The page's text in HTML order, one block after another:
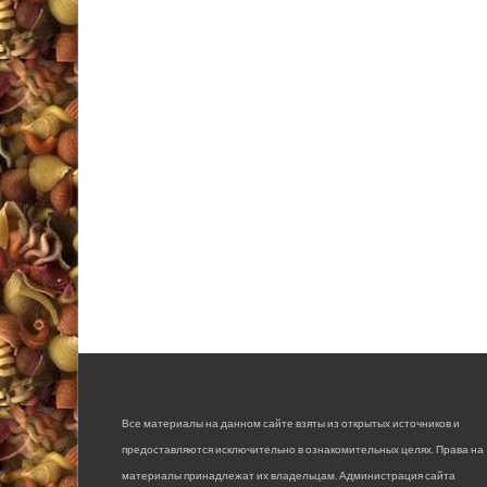
Все материалы на данном сайте взяты из открытых источников и
предоставляются исключительно в ознакомительных целях. Права на
материалы принадлежат их владельцам. Администрация сайта